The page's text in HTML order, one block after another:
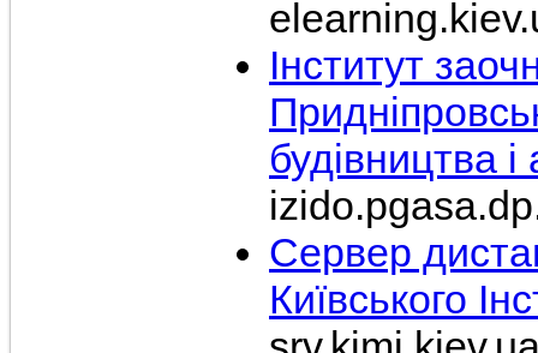
Інститут
будівництва
Сервер
Київського